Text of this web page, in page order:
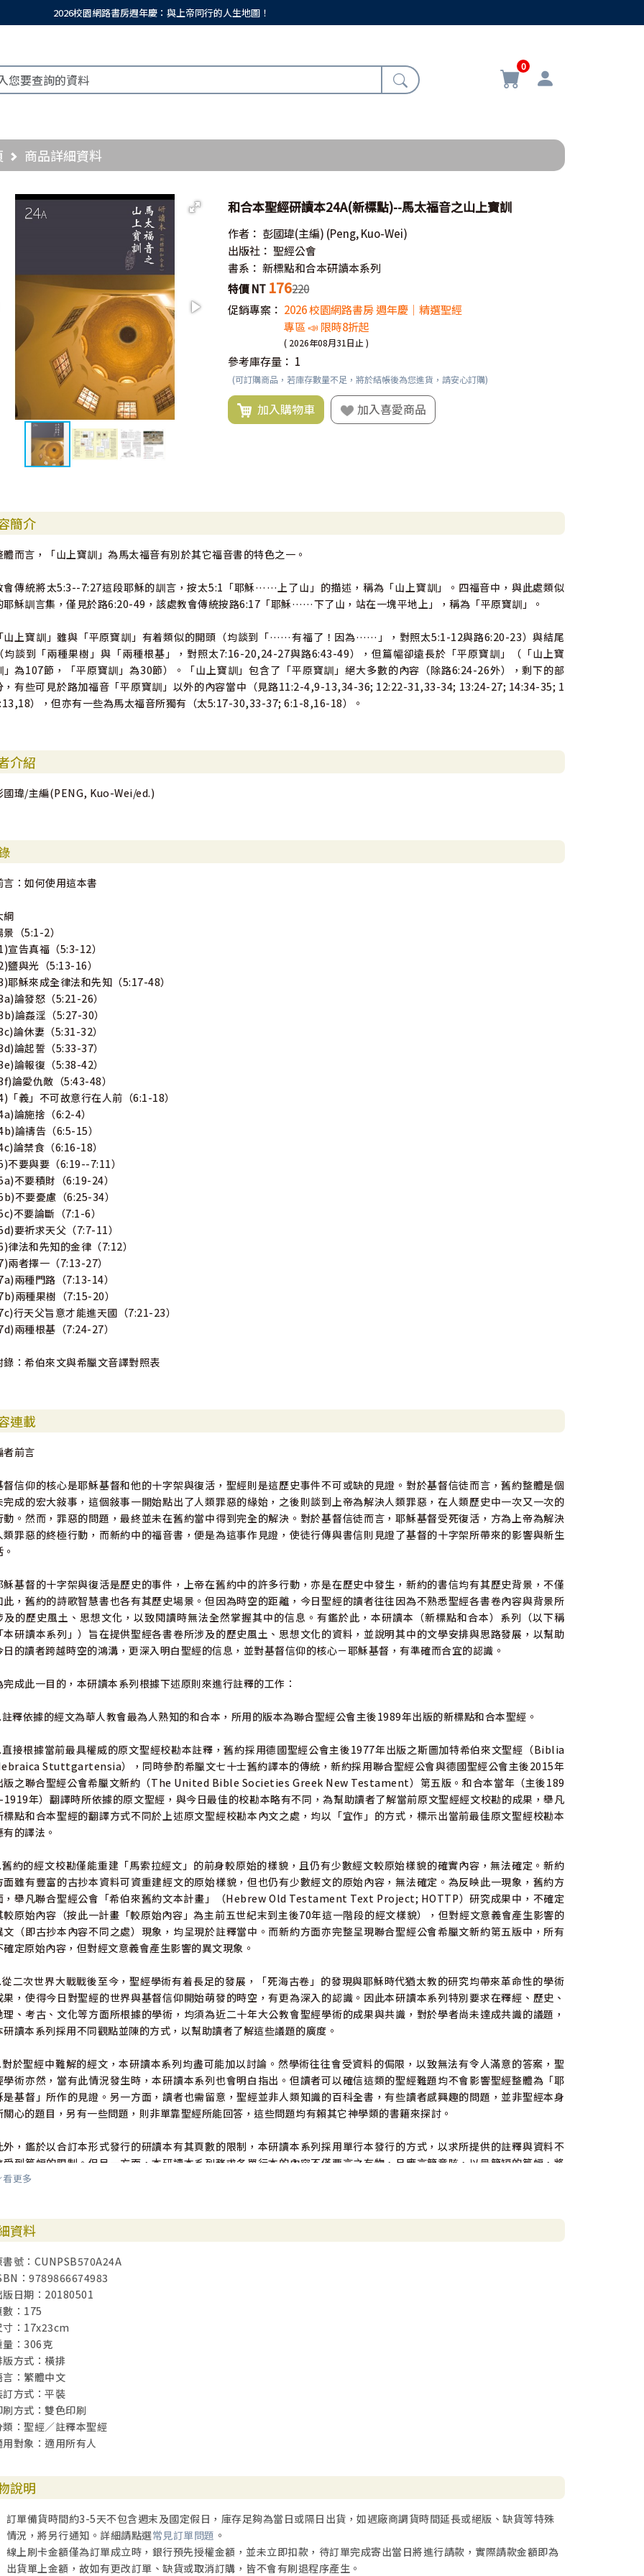
2026校園網路書房週年慶：與上帝同行的人生地圖！
0
商品詳細資料
和合本聖經研讀本24A(新標點)--馬太福音之山上寶訓
作者： 彭國瑋(主編) (Peng, Kuo-Wei)
出版社： 聖經公會
書系： 新標點和合本研讀本系列
特價 NT 176220
促銷專案： 2026 校園網路書房 週年慶｜精選聖經
專區 📣 限時8折起
( 2026年08月31日止 )
參考庫存量： 1
(可訂購商品，若庫存數量不足，將於結帳後為您進貨，請安心訂購)
加入購物車 加入喜愛商品
簡介
體而言，「山上寶訓」為馬太福音有別於其它福音書的特色之一。
會傳統將太5:3--7:27這段耶穌的訓言，按太5:1「耶穌……上了山」的描述，稱為「山上寶訓」。四福音中，與此處類似
耶穌訓言集，僅見於路6:20-49，該處教會傳統按路6:17「耶穌……下了山，站在一塊平地上」，稱為「平原寶訓」。
山上寶訓」雖與「平原寶訓」有着類似的開頭（均談到「……有福了！因為……」，對照太5:1-12與路6:20-23）與結尾
均談到「兩種果樹」與「兩種根基」，對照太7:16-20,24-27與路6:43-49），但篇幅卻遠長於「平原寶訓」（「山上寶
」為107節，「平原寶訓」為30節）。「山上寶訓」包含了「平原寶訓」絕大多數的內容（除路6:24-26外），剩下的部
，有些可見於路加福音「平原寶訓」以外的內容當中（見路11:2-4,9-13,34-36; 12:22-31,33-34; 13:24-27; 14:34-35; 1
），但亦有一些為馬太福音所獨有（太5:17-30,33-37; 6:1-8,16-18）。
介紹
國瑋/主編(PENG, Kuo-Wei/ed.)
言：如何使用這本書
綱
景（5:1-2）
宣告真福（5:3-12）
鹽與光（5:13-16）
耶穌來成全律法和先知（5:17-48）
論發怒（5:21-26）
論姦淫（5:27-30）
論休妻（5:31-32）
論起誓（5:33-37）
論報復（5:38-42）
論愛仇敵（5:43-48）
「義」不可故意行在人前（6:1-18）
論施捨（6:2-4）
論禱告（6:5-15）
論禁食（6:16-18）
不要與要（6:19--7:11）
不要積財（6:19-24）
不要憂慮（6:25-34）
不要論斷（7:1-6）
要祈求天父（7:7-11）
律法和先知的金律（7:12）
兩者擇一（7:13-27）
兩種門路（7:13-14）
兩種果樹（7:15-20）
行天父旨意才能進天國（7:21-23）
兩種根基（7:24-27）
錄：希伯來文與希臘文音譯對照表
連載
者前言
督信仰的核心是耶穌基督和他的十字架與復活，聖經則是這歷史事件不可或缺的見證。對於基督信徒而言，舊約整體是個
完成的宏大敍事，這個敍事一開始點出了人類罪惡的緣始，之後則談到上帝為解決人類罪惡，在人類歷史中一次又一次的
動。然而，罪惡的問題，最終並未在舊約當中得到完全的解決。對於基督信徒而言，耶穌基督受死復活，方為上帝為解決
類罪惡的終極行動，而新約中的福音書，便是為這事作見證，使徒行傳與書信則見證了基督的十字架所帶來的影響與新生
穌基督的十字架與復活是歷史的事件，上帝在舊約中的許多行動，亦是在歷史中發生，新約的書信均有其歷史背景，不僅
此，舊約的詩歌智慧書也各有其歷史場景。但因為時空的距離，今日聖經的讀者往往因為不熟悉聖經各書卷內容與背景所
及的歷史風土、思想文化，以致閱讀時無法全然掌握其中的信息。有鑑於此，本研讀本（新標點和合本）系列（以下稱
本研讀本系列」）旨在提供聖經各書卷所涉及的歷史風土、思想文化的資料，並說明其中的文學安排與思路發展，以幫助
日的讀者跨越時空的鴻溝，更深入明白聖經的信息，並對基督信仰的核心－耶穌基督，有準確而合宜的認識。
完成此一目的，本研讀本系列根據下述原則來進行註釋的工作：
釋依據的經文為華人教會最為人熟知的和合本，所用的版本為聯合聖經公會主後1989年出版的新標點和合本聖經。
接根據當前最具權威的原文聖經校勘本註釋，舊約採用德國聖經公會主後1977年出版之斯圖加特希伯來文聖經（Biblia
Stuttgartensia），同時參酌希臘文七十士舊約譯本的傳統，新約採用聯合聖經公會與德國聖經公會主後2015年
版之聯合聖經公會希臘文新約（The United Bible Societies Greek New Testament）第五版。和合本當年（主後189
1919年）翻譯時所依據的原文聖經，與今日最佳的校勘本略有不同，為幫助讀者了解當前原文聖經經文校勘的成果，舉凡
標點和合本聖經的翻譯方式不同於上述原文聖經校勘本內文之處，均以「宜作」的方式，標示出當前最佳原文聖經校勘本
有的譯法。
約的經文校勘僅能重建「馬索拉經文」的前身較原始的樣貌，且仍有少數經文較原始樣貌的確實內容，無法確定。新約
面雖有豐富的古抄本資料可資重建經文的原始樣貌，但也仍有少數經文的原始內容，無法確定。為反映此一現象，舊約方
，舉凡聯合聖經公會「希伯來舊約文本計畫」（Hebrew Old Testament Text Project; HOTTP）研究成果中，不確定
較原始內容（按此一計畫「較原始內容」為主前五世紀末到主後70年這一階段的經文樣貌），但對經文意義會產生影響的
文（即古抄本內容不同之處）現象，均呈現於註釋當中。而新約方面亦完整呈現聯合聖經公會希臘文新約第五版中，所有
確定原始內容，但對經文意義會產生影響的異文現象。
二次世界大戰戰後至今，聖經學術有着長足的發展，「死海古卷」的發現與耶穌時代猶太教的研究均帶來革命性的學術
果，使得今日對聖經的世界與基督信仰開始萌發的時空，有更為深入的認識。因此本研讀本系列特別要求在釋經、歷史、
理、考古、文化等方面所根據的學術，均須為近二十年大公教會聖經學術的成果與共識，對於學者尚未達成共識的議題，
研讀本系列採用不同觀點並陳的方式，以幫助讀者了解這些議題的廣度。
於聖經中難解的經文，本研讀本系列均盡可能加以討論。然學術往往會受資料的侷限，以致無法有令人滿意的答案，聖
學術亦然，當有此情況發生時，本研讀本系列也會明白指出。但讀者可以確信這類的聖經難題均不會影響聖經整體為「耶
是基督」所作的見證。另一方面，讀者也需留意，聖經並非人類知識的百科全書，有些讀者感興趣的問題，並非聖經本身
關心的題目，另有一些問題，則非單靠聖經所能回答，這些問題均有賴其它神學類的書籍來探討。
外，鑑於以合訂本形式發行的研讀本有其頁數的限制，本研讀本系列採用單行本發行的方式，以求所提供的註釋與資料不
受到篇幅的限制。但另一方面，本研讀本系列務求各單行本的內容不僅要言之有物，且應言簡意賅，以最簡短的篇幅，將
解經文文意所需的訊息傳達給讀者。
、聖經辭典、聖經百科、考古文獻，並歷史與地理圖集，並對註釋內容逐字討論，以期內容深入淺出，文字曉暢。本研讀
系列同工羣深祈這些材料能使更多人明白聖經萬古長新的信息，認識聖經所見證的耶穌基督，是為至禱！
看更多
資料
書號：CUNPSB570A24A
：9789866674983
版日期：20180501
數：175
寸：17x23cm
量：306克
版方式：橫排
言：繁體中文
訂方式：平裝
刷方式：雙色印刷
類：聖經／註釋本聖經
用對象：適用所有人
說明
訂單備貨時間約3-5天不包含週末及國定假日，庫存足夠為當日或隔日出貨，如遇廠商調貨時間延長或絕版、缺貨等特殊
情況，將另行通知。詳細請點選常見訂單問題 。
線上刷卡金額僅為訂單成立時，銀行預先授權金額，並未立即扣款，待訂單完成寄出當日將進行請款，實際請款金額即為
出貨單上金額，故如有更改訂單、缺貨或取消訂購，皆不會有刷退程序產生。